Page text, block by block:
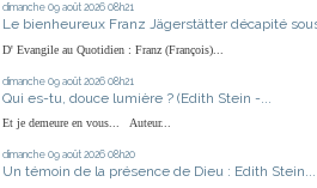
dimanche 09 août 2026 08h21
Le bienheureux Franz Jägerstätter décapité
D' Evangile au Quotidien : Franz (François)...
dimanche 09 août 2026 08h21
Qui es-tu, douce lumière ? (Edith Stein -...
Et je demeure en vous... Auteur...
dimanche 09 août 2026 08h20
Un témoin de la présence de Dieu : Edith Stein...